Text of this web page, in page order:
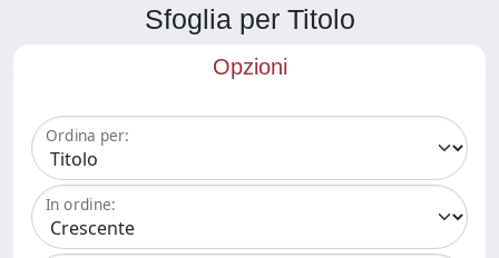
Sfoglia per Titolo
Opzioni
Ordina per:
In ordine: